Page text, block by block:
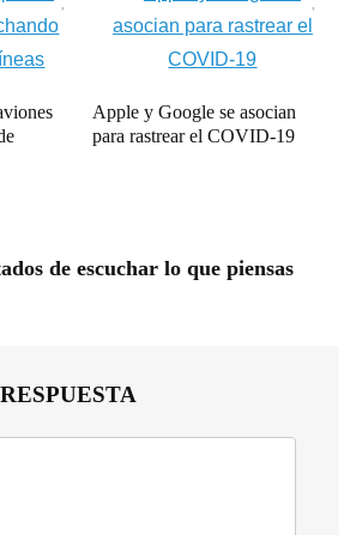
Apple y Google se asocian
para rastrear el COVID-19
de escuchar lo que piensas